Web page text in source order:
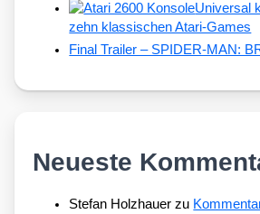
Universal
zehn klassischen Atari-Games
Final Trailer – SPIDER-MAN:
Neueste
Stefan Holzhauer zu